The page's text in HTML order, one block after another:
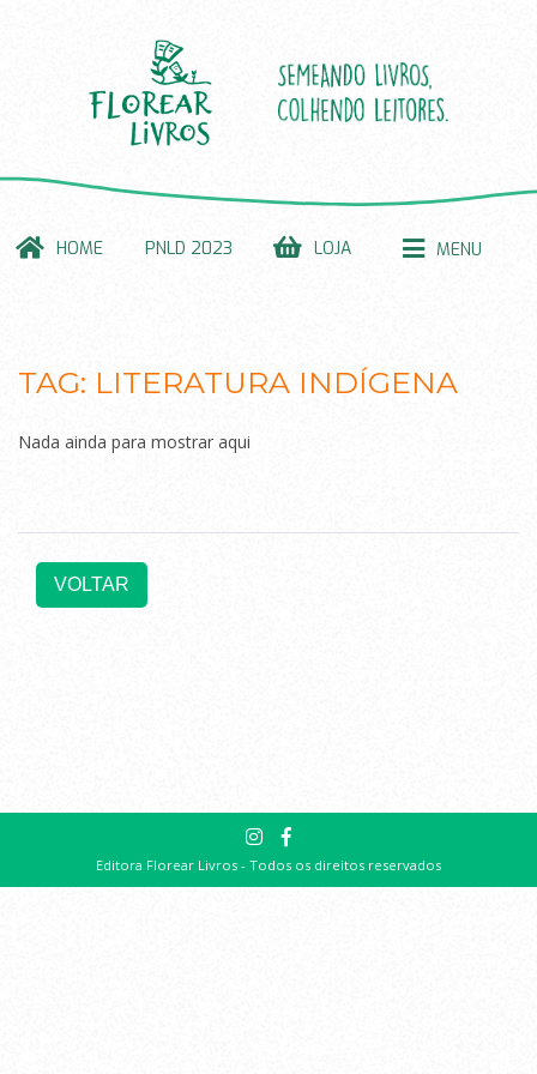
HOME PNLD 2023 LOJA MENU
TAG: LITERATURA INDÍGENA
Nada ainda para mostrar aqui
Editora Florear Livros - Todos os direitos reservados